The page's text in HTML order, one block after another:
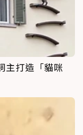
主打造「貓咪